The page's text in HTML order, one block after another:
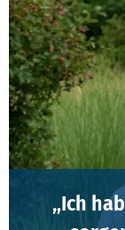
„Ich